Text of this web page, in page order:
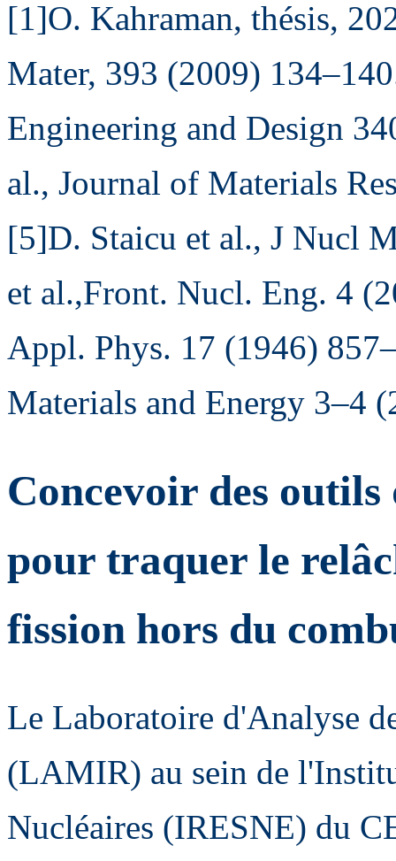
[1]O. Kahraman, thésis,
Mater, 393 (2009)
Engineering and Design
al., Journal of Materials
[5]D. Staicu et al., J Nucl
et al.,Front. Nucl. Eng. 4
Appl. Phys. 17 (1946)
Materials and Energy 3–4
Concevoir des
pour traquer le
fission hors du
Le Laboratoire d'Analyse
(LAMIR) au sein de
Nucléaires (IRESNE) du